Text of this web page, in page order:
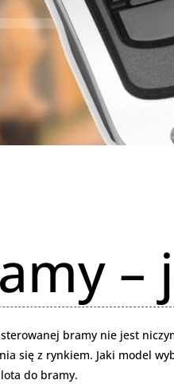
–
bramy nie jest
się z rynkiem. Jaki model
do bramy.